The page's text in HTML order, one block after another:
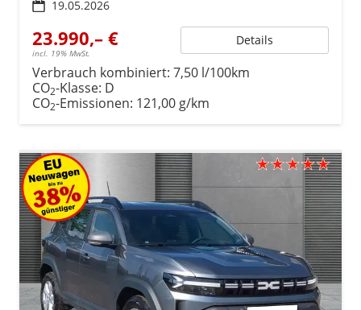
19.05.2026
23.990,– €
incl. 19% MwSt.
Details
Verbrauch kombiniert: 7,50 l/100km
CO2-Klasse: D
CO2-Emissionen: 121,00 g/km